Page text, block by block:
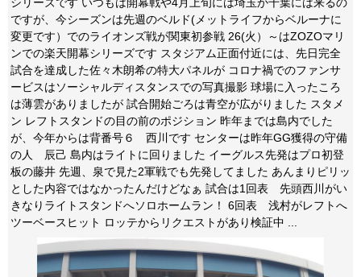
ですが、今シーズンは先週のベルド(メットライフからベルーナに
変更です）でのライオンズ戦が関東初参戦 26(火）～はZOZOマリ
ンでの楽天開幕シリーズです スタジアム正面付近には、先日完全
試合を達成した佐々木朗希の特大パネルが コロナ禍でのファンサ
ービスはソーシャルディスタンスでの写真撮影 球場に入ったころ
は薄雲がありましたが 試合開始ごろは青空が広がりました スタメ
ン レフトスタンドの目の前のポジション 昨年までは島内でした
が、今年からは背番号６ 西川です センターは昨年GG獲得の守備
の人 辰己 島内はライトに回りました イーグルス先発はプロ初登
板の藤井 先週、泉で見た2軍戦でも先発してました あんまりピリッ
とした内容ではなかったんだけどなぁ 試合は1回表 先頭西川がい
きなりライトスタンドへソロホームラン！ 6回表 浅村がレフトへ
ツーベースヒット ロッテからリクエストがあり検証中 ...